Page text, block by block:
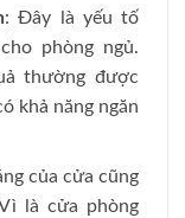
: Đây là yếu tố
phòng ngủ.
thường được
khả năng ngăn
của cửa cũng
là cửa phòng